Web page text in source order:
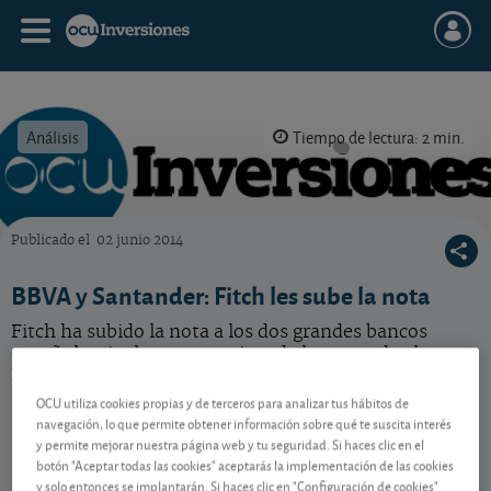
Análisis Tiempo de lectura: 2 min.
Publicado el 02 junio 2014
BBVA y Santander: Fitch les sube la nota
Fitch ha subido la nota a los dos grandes bancos
españoles, incluso por encima de la otorgada al
Contenido reservado a SOCIOS
OCU utiliza cookies propias y de terceros para analizar tus hábitos de
navegación, lo que permite obtener información sobre qué te suscita interés
y permite mejorar nuestra página web y tu seguridad. Si haces clic en el
botón "Aceptar todas las cookies" aceptarás la implementación de las cookies
y solo entonces se implantarán. Si haces clic en "Configuración de cookies"